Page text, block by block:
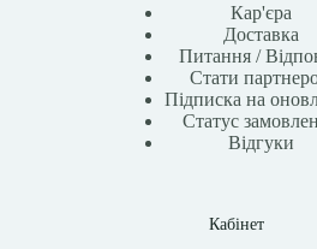
Кар'єра
Доставка
Питання /
Стати
Підписка на
Статус
Відгуки
Кабінет